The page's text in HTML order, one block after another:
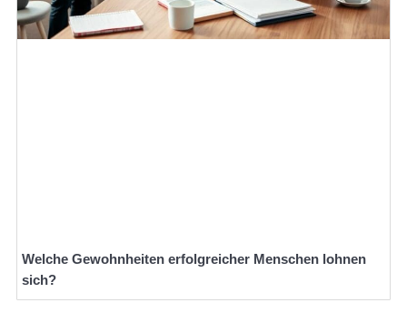
Welche Gewohnheiten erfolgreicher Menschen lohnen
sich?